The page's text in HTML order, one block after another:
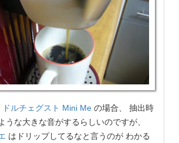
ドルチェグスト Mini Me の場合、 抽出時
うな大きな音がするらしいのですが、
はドリップしてるなと言うのが わかる